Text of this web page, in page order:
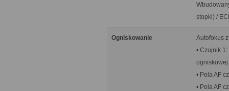
stopki) /
Ogniskowanie
Autofokus
• Czujnik
ogniskowej
• Pola AF
• Pola AF